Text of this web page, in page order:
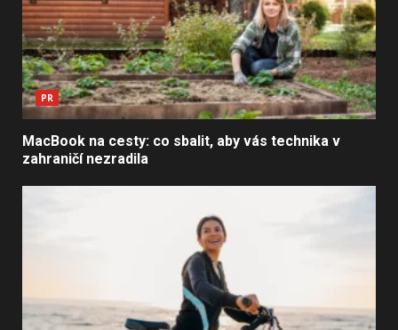
PR
MacBook na cesty: co sbalit, aby vás technika v
zahraničí nezradila